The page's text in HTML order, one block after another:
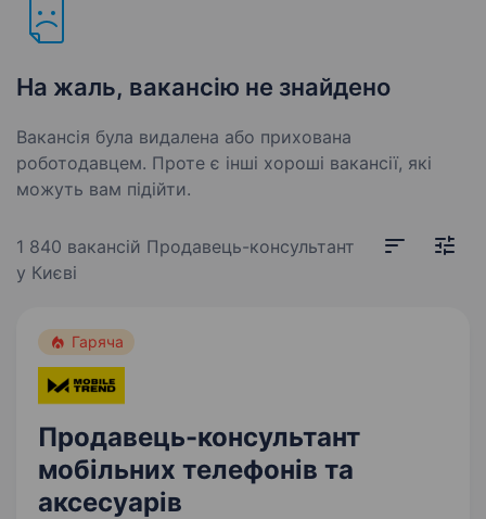
На жаль, вакансію не знайдено
Вакансія була видалена або прихована
роботодавцем. Проте є інші хороші вакансії, які
можуть вам підійти.
1 840 вакансій Продавець-консультант
у Києві
Гаряча
Продавець-консультант
мобільних телефонів та
аксесуарів